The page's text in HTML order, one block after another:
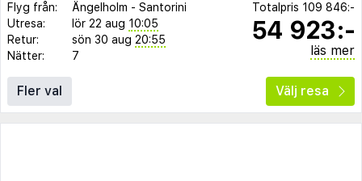
Flyg från: Ängelholm - Santorini
Utresa:
lör 22 aug 10:05
Retur:
sön 30 aug 20:55
Nätter:
7
Totalpris 109 846:-
54 923:-
läs mer
Fler val Välj resa